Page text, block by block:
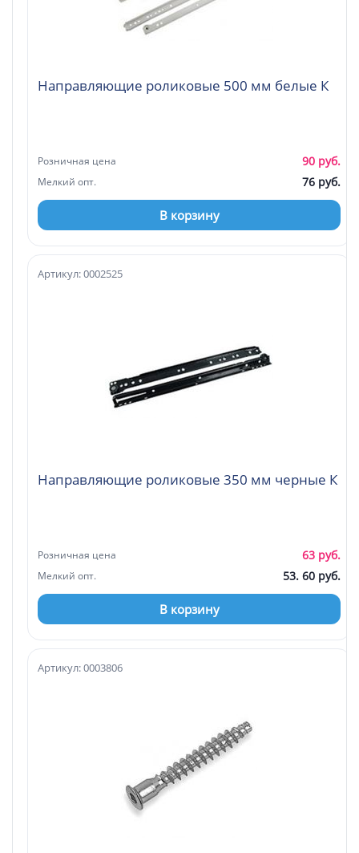
Направляющие роликовые 500 мм белые К
Розничная цена 90 руб.
Мелкий опт. 76 руб.
В корзину
Направляющие роликовые 350 мм черные К
Артикул: 0002525
Розничная цена 63 руб.
Мелкий опт. 53. 60 руб.
В корзину
Артикул: 0003806